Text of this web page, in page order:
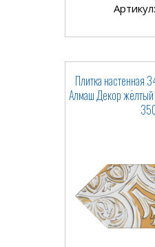
Плитка настенная
Алмаш Декор